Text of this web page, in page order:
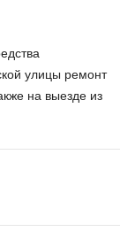
улицы ремонт
на выезде из